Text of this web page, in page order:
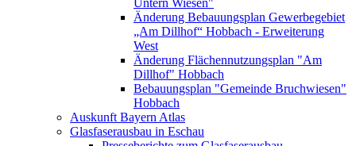
Untern Wiesen"
Änderung Bebauungsplan Gewerbegebiet
„Am Dillhof“ Hobbach - Erweiterung
West
Änderung Flächennutzungsplan "Am
Dillhof" Hobbach
Bebauungsplan "Gemeinde Bruchwiesen"
Hobbach
Auskunft Bayern Atlas
Glasfaserausbau in Eschau